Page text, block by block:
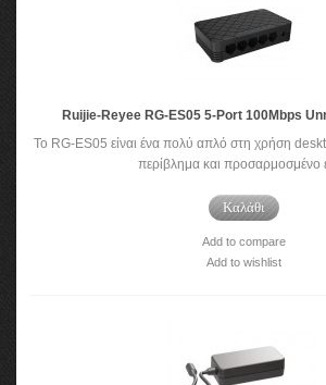
Ruijie-Reyee RG-ES05 5-Port 100Mbps
Το RG-ES05 είναι ένα πολύ απλό στη χρήση
περίβλημα και προσαρμοσμένο
Καλάθι
Add to compare
Add to wishlist